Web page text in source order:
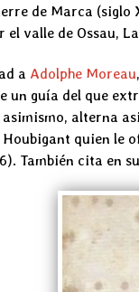
de Marca (siglo
el valle de Ossau,
a Adolphe Moreau
un guía del que
alterna
quien le
También cita en